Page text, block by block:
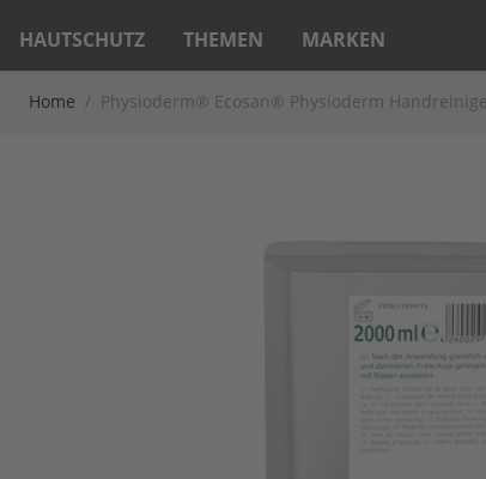
HAUTSCHUTZ THEMEN MARKEN
Home / Physioderm® Ecosan® Physioderm